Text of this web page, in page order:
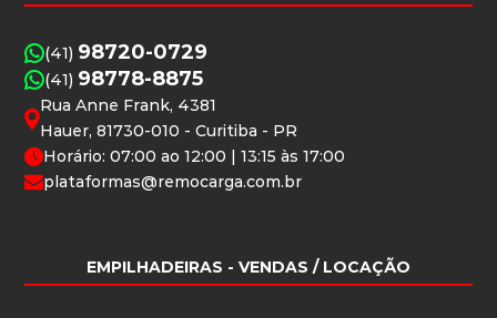
(41) 98720-0729
(41) 98778-8875
Rua Anne Frank, 4381
Hauer, 81730-010 - Curitiba - PR
Horário: 07:00 ao 12:00 | 13:15 às 17:00
plataformas@remocarga.com.br
EMPILHADEIRAS - VENDAS / LOCAÇÃO